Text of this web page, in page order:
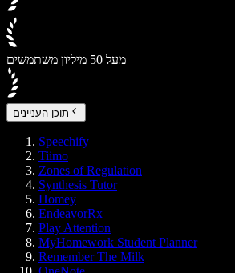
מעל 50 מיליון משתמשים
תוכן העניינים
Speechify
Tiimo
Zones of Regulation
Synthesis Tutor
Homey
EndeavorRx
Play Attention
MyHomework Student Planner
Remember The Milk